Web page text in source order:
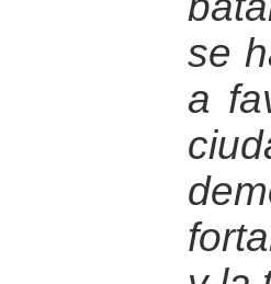
se
a